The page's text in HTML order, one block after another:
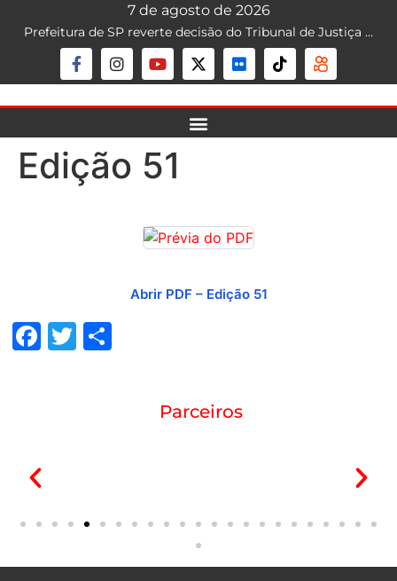
7 de agosto de 2026
Prefeitura de SP reverte decisão do Tribunal de Justiça que liberava mototáxi na capital; serviço segue proibido
Edição 51
Abrir PDF – Edição 51
Facebook
Twitter
Parceiros